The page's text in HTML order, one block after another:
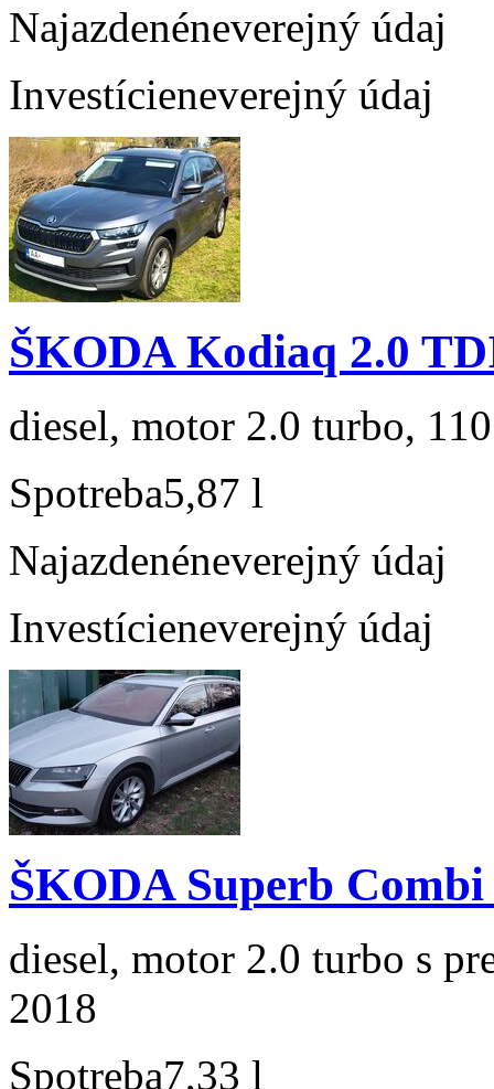
Najazdenéneverejný údaj
Investícieneverejný údaj
ŠKODA Kodiaq 2.0
diesel, motor 2.0 turbo,
Spotreba5,87 l
Najazdenéneverejný údaj
Investícieneverejný údaj
ŠKODA Superb
diesel, motor 2.0 turbo s
2018
Spotreba7,33 l